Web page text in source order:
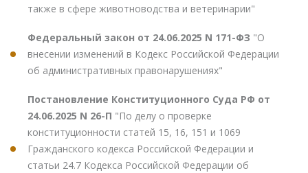
также в сфере животноводства и ветеринарии"
Федеральный закон от 24.06.2025 N 171-ФЗ "О
внесении изменений в Кодекс Российской Федерации
об административных правонарушениях"
Постановление Конституционного Суда РФ от
24.06.2025 N 26-П "По делу о проверке
конституционности статей 15, 16, 151 и 1069
Гражданского кодекса Российской Федерации и
статьи 24.7 Кодекса Российской Федерации об